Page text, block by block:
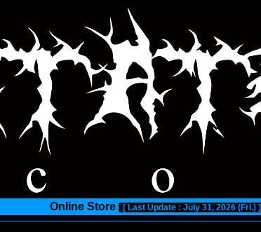
Online Store [ Last Update : July 31, 2026 (Fri.) ]